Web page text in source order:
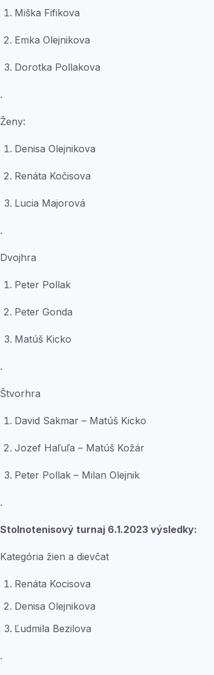
Miška Fifikova
Emka Olejnikova
Dorotka Pollakova
.
Ženy:
Denisa Olejnikova
Renáta Kočisova
Lucia Majorová
.
Dvojhra
Peter Pollak
Peter Gonda
Matúš Kicko
.
Štvorhra
David Sakmar – Matúš Kicko
Jozef Haľuľa – Matúš Kožár
Peter Pollak – Milan Olejnik
.
Stolnotenisový turnaj 6.1.2023 výsledky:
Kategória žien a dievčat
Renáta Kocisova
Denisa Olejnikova
Ľudmila Bezilova
.